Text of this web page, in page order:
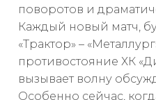
поворотов и
Каждый новый матч,
«Трактор» –
противостояние ХК
вызывает волну
Особенно сейчас,